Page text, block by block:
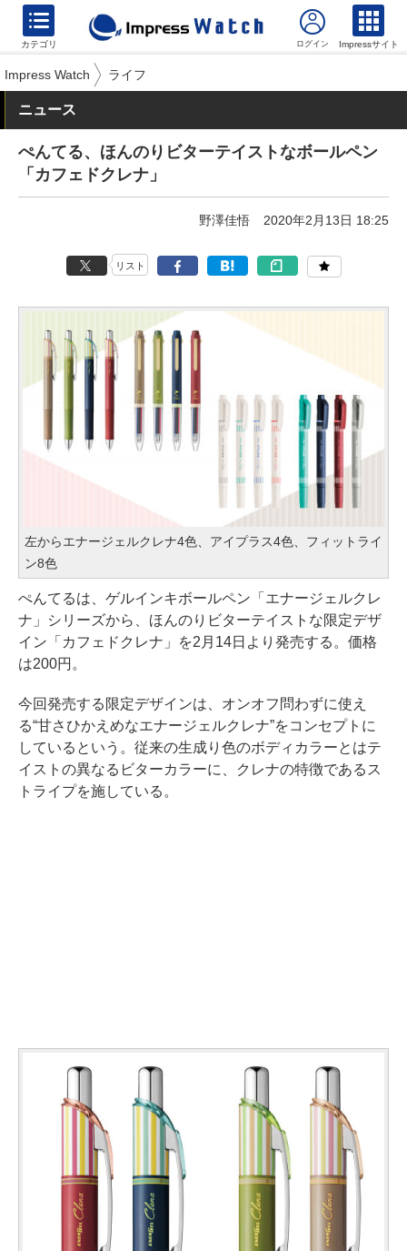
カテゴリ Impressサイト
Impress Watch ライフ
ニュース
ぺんてる、ほんのりビターテイストなボールペン
「カフェドクレナ」
野澤佳悟 2020年2月13日 18:25
リスト
左からエナージェルクレナ4色、アイプラス4色、フィットライ
ン8色
ぺんてるは、ゲルインキボールペン「エナージェルクレ
ナ」シリーズから、ほんのりビターテイストな限定デザ
イン「カフェドクレナ」を2月14日より発売する。価格
は200円。
今回発売する限定デザインは、オンオフ問わずに使え
る“甘さひかえめなエナージェルクレナ”をコンセプトに
しているという。従来の生成り色のボディカラーとはテ
イストの異なるビターカラーに、クレナの特徴であるス
トライプを施している。